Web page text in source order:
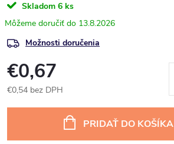
Skladom 6 ks
13.8.2026
Možnosti doručenia
€0,67
€0,54 bez DPH
PRIDAŤ DO KOŠÍKA